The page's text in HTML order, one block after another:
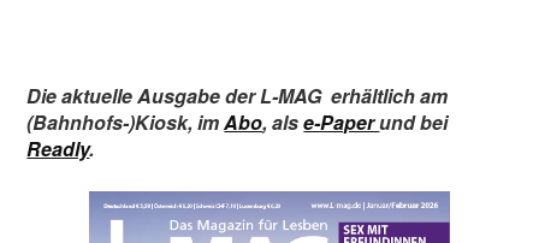
Die aktuelle Ausgabe der L-MAG erhältlich am
(Bahnhofs-)Kiosk,imAbo,alse-Paperund bei
Readly.